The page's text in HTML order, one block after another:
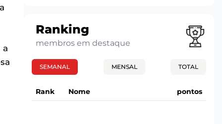
a
Ranking
membros em destaque
SEMANAL MENSAL TOTAL
Rank Nome pontos